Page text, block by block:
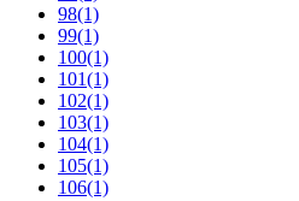
98(1)
99(1)
100(1)
101(1)
102(1)
103(1)
104(1)
105(1)
106(1)